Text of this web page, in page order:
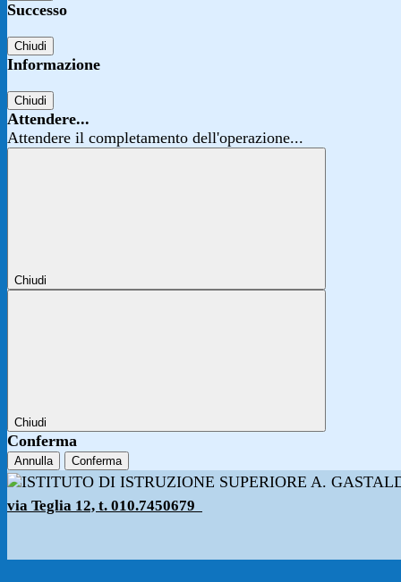
Successo
Chiudi
Informazione
Chiudi
Attendere...
Attendere il completamento dell'operazione...
Chiudi
Chiudi
Conferma
Annulla Conferma
via Teglia 12, t. 010.7450679